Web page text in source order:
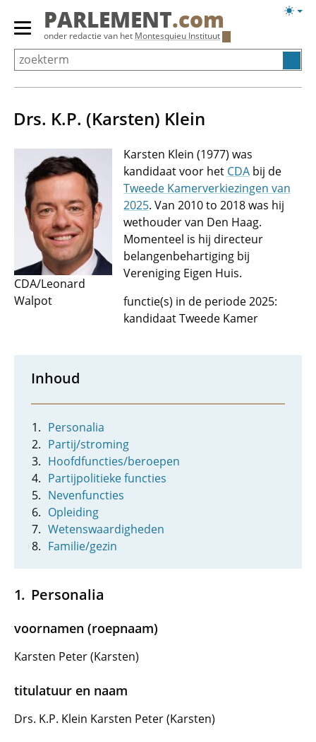
Overslaan
Primair
menu
tonen/verbergen
PARLEMENT.com
onder redactie van het Montesquieu Instituut
Drs. K.P. (Karsten) Klein
CDA/Leonard
Walpot
Karsten Klein (1977) was
kandidaat voor het CDA bij de
Tweede Kamerverkiezingen van
2025. Van 2010 to 2018 was hij
wethouder van Den Haag.
Momenteel is hij directeur
belangenbehartiging bij
Vereniging Eigen Huis.
functie(s) in de periode 2025:
kandidaat Tweede Kamer
Inhoud
Personalia
Partij/stroming
Hoofdfuncties/beroepen
Partijpolitieke functies
Nevenfuncties
Opleiding
Wetenswaardigheden
Familie/gezin
Personalia
voornamen (roepnaam)
Karsten Peter (Karsten)
titulatuur en naam
Drs. K.P. Klein Karsten Peter (Karsten)